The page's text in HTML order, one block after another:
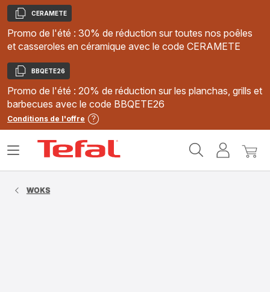
Copier
CERAMETE
Promo de l'été : 30% de réduction sur toutes nos poêles
et casseroles en céramique avec le code CERAMETE
Copier
BBQETE26
Promo de l'été : 20% de réduction sur les planchas, grills et
barbecues avec le code BBQETE26
Conditions de l'offre
MonMon
Ouvrir
WOKS